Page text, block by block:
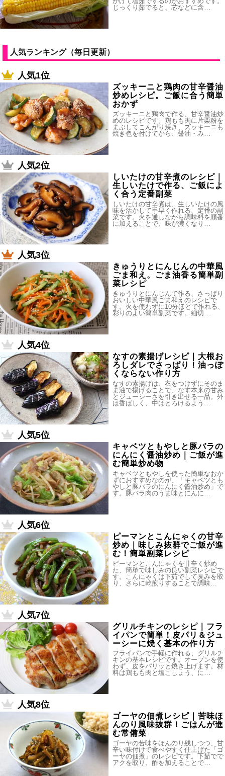
じっくり茹でると、芯などに含…
人気ランキング（毎日更新）
人気1位
ズッキーニと鶏肉の甘辛醤油
炒めレシピ。ご飯に合う簡単
おかず
ズッキーニと鶏肉で作る、甘辛醤油炒
めのレシピです。鶏もも肉に片栗粉を
まぶしてこんがり焼き、ズッキーニも
焼き色を付けてから、醤油・み…
人気2位
しいたけの甘辛煮のレシピ｜
生しいたけで作る、ご飯によ
く合う定番副菜
しいたけの甘辛煮は、生しいたけの風
味を活かして手早く作れる、定番の副
菜です。火を通しながら調味料を順番
に加えることで、味が濃くなり…
人気3位
きゅうりとにんじんの中華風
ごま和え。ごま油香る簡単副
菜レシピ
きゅうりとにんじんで作る、さっぱり
おいしい中華風ごま和えのレシピで
す。火を使わずに10分ほどで作れる、
彩りのよい簡単副菜です。細切…
人気4位
なすの素揚げレシピ｜大根お
ろしダレでさっぱり！油っぽ
くならない作り方
なすの素揚げは、衣をつけずにそのま
ま油で揚げることで、なす本来の甘み
とジューシーさを引き出せる一品。外
は香ばしく、中はとろけるよう…
人気5位
キャベツともやしと豚バラの
にんにく醤油炒め｜ご飯が進
む簡単炒め物
キャベツともやしを使った簡単なおか
ずにおすすめなのが、「キャベツとも
やしと豚バラのにんにく醤油炒め」で
す。豚バラ肉のうま味とにんに…
人気6位
ピーマンとこんにゃくの甘辛
炒め｜味しみ抜群でご飯が進
む！簡単副菜レシピ
ピーマンとこんにゃくを甘辛く炒め
た、簡単で味しみの良い副菜レシピで
す。こんにゃくは下茹でして臭みを取
り、さらに乾煎りすることで調味…
人気7位
グリルチキンのレシピ｜フラ
イパンで簡単！皮パリ＆ジュ
ーシーに焼く基本の作り方
フライパンで手軽に作れる、グリルチ
キンの基本レシピです。オーブンを使
わず、皮をパリッと焼き上げます。材
料は鶏もも肉と塩こしょう、に…
人気8位
ゴーヤの佃煮レシピ｜苦味ほ
んのり風味抜群！ごはんが進
む常備菜
ゴーヤの苦味をほんのり残しつつ、甘
辛い味付けで食べやすく仕上げた「ゴ
ーヤの佃煮」のレシピです。下茹でで
アクを取り、酢を加えることで…